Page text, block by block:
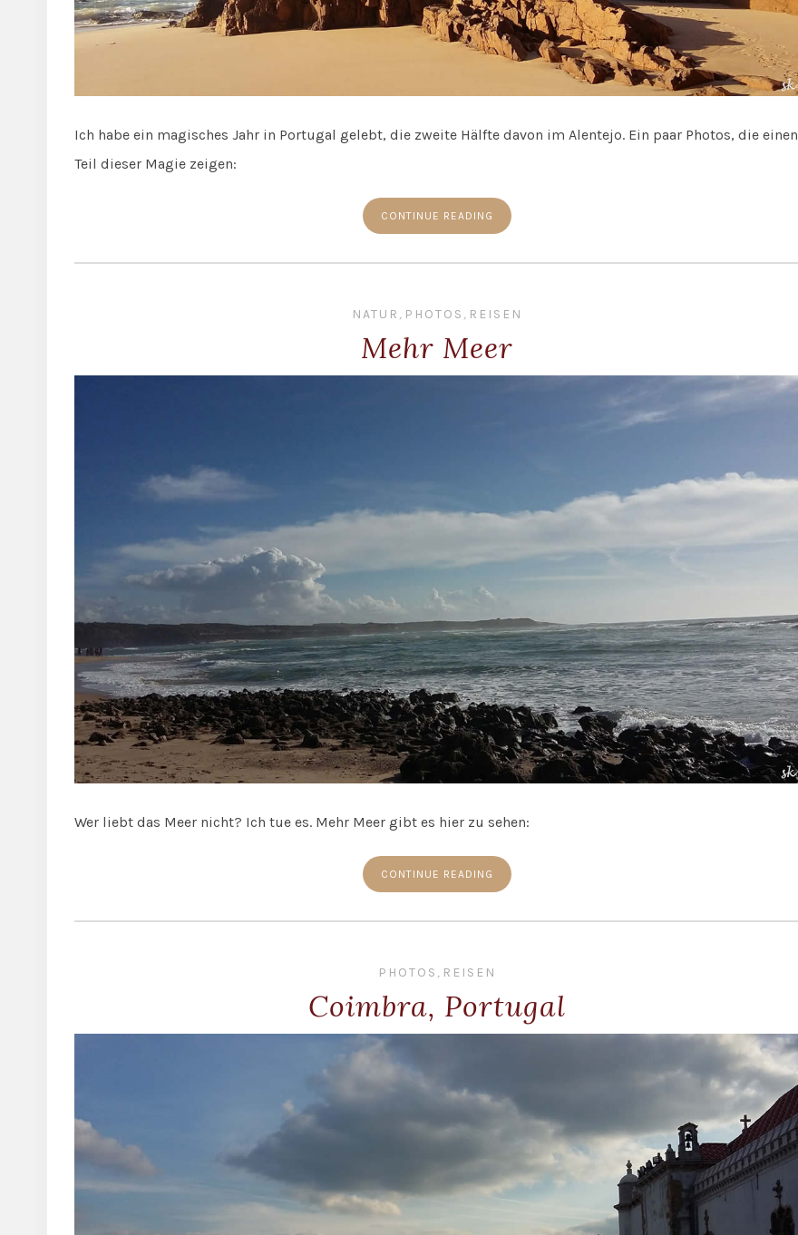
Ich habe ein magisches Jahr in Portugal gelebt, die zweite Hälfte davon im Alentejo. Ein paar Photos, die einen
Teil dieser Magie zeigen:
CONTINUE READING
NATUR , PHOTOS , REISEN
Mehr Meer
Wer liebt das Meer nicht? Ich tue es. Mehr Meer gibt es hier zu sehen:
CONTINUE READING
PHOTOS , REISEN
Coimbra, Portugal